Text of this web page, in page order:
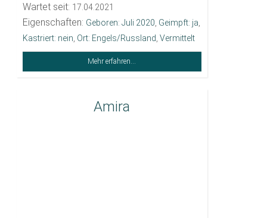
Wartet seit: 17.04.2021
Eigenschaften: Geboren: Juli 2020 Geimpft: ja
Kastriert: nein Ort: Engels/Russland Vermittelt
Mehr erfahren...
Amira